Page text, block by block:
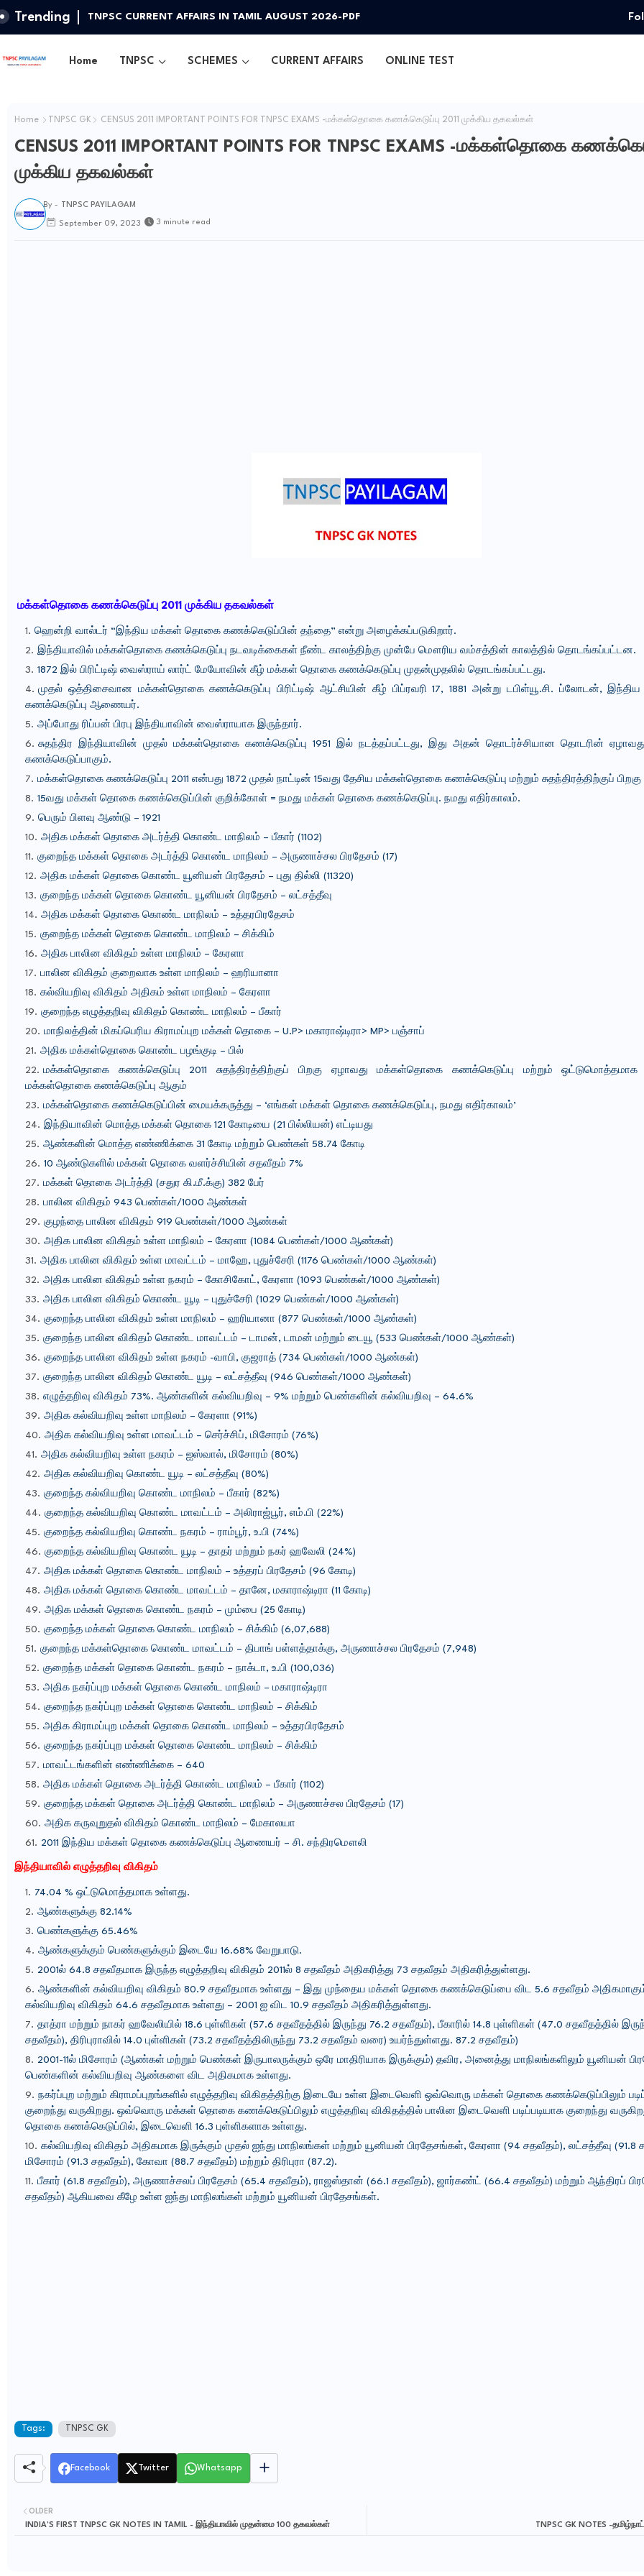
Trending TNPSC CURRENT AFFAIRS IN TAMIL AUGUST 2026-PDF
Home TNPSC SCHEMES CURRENT AFFAIRS ONLINE TEST
Home TNPSC GK CENSUS 2011 IMPORTANT POINTS FOR TNPSC EXAMS -மக்கள்தொகை கணக்கெடுப்பு 2011 முக்கிய தகவல்கள்
CENSUS 2011 IMPORTANT POINTS FOR TNPSC EXAMS -மக்கள்தொகை
முக்கிய தகவல்கள்
By - TNPSC PAYILAGAM
September 09, 2023 3 minute read
மக்கள்தொகை கணக்கெடுப்பு 2011 முக்கிய தகவல்கள்
ஹென்றி வால்டர் “இந்திய மக்கள் தொகை கணக்கெடுப்பின் தந்தை” என்று அழைக்கப்படுகிறார்.
இந்தியாவில் மக்கள்தொகை கணக்கெடுப்பு நடவடிக்கைகள் நீண்ட காலத்திற்கு முன்பே மௌரிய வம்சத்தின் காலத்தில் தொடங்கப்பட்டன.
1872 இல் பிரிட்டிஷ் வைஸ்ராய் லார்ட் மேயோவின் கீழ் மக்கள் தொகை கணக்கெடுப்பு முதன்முதலில் தொடங்கப்பட்டது.
முதல் ஒத்திசைவான மக்கள்தொகை கணக்கெடுப்பு பிரிட்டிஷ் ஆட்சியின் கீழ் பிப்ரவரி 17, 1881 அன்று டபிள்யூ.சி. ப்லோடன்,
கணக்கெடுப்பு ஆணையர்.
அப்போது ரிப்பன் பிரபு இந்தியாவின் வைஸ்ராயாக இருந்தார்.
சுதந்திர இந்தியாவின் முதல் மக்கள்தொகை கணக்கெடுப்பு 1951 இல் நடத்தப்பட்டது, இது அதன் தொடர்ச்சியான தொடரின்
கணக்கெடுப்பாகும்.
மக்கள்தொகை கணக்கெடுப்பு 2011 என்பது 1872 முதல் நாட்டின் 15வது தேசிய மக்கள்தொகை கணக்கெடுப்பு மற்றும் சுதந்திரத்திற்குப்
15வது மக்கள் தொகை கணக்கெடுப்பின் குறிக்கோள் = நமது மக்கள் தொகை கணக்கெடுப்பு. நமது எதிர்காலம்.
பெரும் பிளவு ஆண்டு – 1921
அதிக மக்கள் தொகை அடர்த்தி கொண்ட மாநிலம் – பீகார் (1102)
குறைந்த மக்கள் தொகை அடர்த்தி கொண்ட மாநிலம் – அருணாச்சல பிரதேசம் (17)
அதிக மக்கள் தொகை கொண்ட யூனியன் பிரதேசம் – புது தில்லி (11320)
குறைந்த மக்கள் தொகை கொண்ட யூனியன் பிரதேசம் – லட்சத்தீவு
அதிக மக்கள் தொகை கொண்ட மாநிலம் – உத்தரபிரதேசம்
குறைந்த மக்கள் தொகை கொண்ட மாநிலம் – சிக்கிம்
அதிக பாலின விகிதம் உள்ள மாநிலம் – கேரளா
பாலின விகிதம் குறைவாக உள்ள மாநிலம் – ஹரியானா
கல்வியறிவு விகிதம் அதிகம் உள்ள மாநிலம் – கேரளா
குறைந்த எழுத்தறிவு விகிதம் கொண்ட மாநிலம் – பீகார்
மாநிலத்தின் மிகப்பெரிய கிராமப்புற மக்கள் தொகை – U.P> மகாராஷ்டிரா> MP> பஞ்சாப்
அதிக மக்கள்தொகை கொண்ட பழங்குடி – பில்
மக்கள்தொகை கணக்கெடுப்பு 2011 சுதந்திரத்திற்குப் பிறகு ஏழாவது மக்கள்தொகை கணக்கெடுப்பு மற்றும் ஒட்டுமொத்தமாக
மக்கள்தொகை கணக்கெடுப்பு ஆகும்
மக்கள்தொகை கணக்கெடுப்பின் மையக்கருத்து – ‘எங்கள் மக்கள் தொகை கணக்கெடுப்பு, நமது எதிர்காலம்’
இந்தியாவின் மொத்த மக்கள் தொகை 121 கோடியை (21 பில்லியன்) எட்டியது
ஆண்களின் மொத்த எண்ணிக்கை 31 கோடி மற்றும் பெண்கள் 58.74 கோடி
10 ஆண்டுகளில் மக்கள் தொகை வளர்ச்சியின் சதவீதம் 7%
மக்கள் தொகை அடர்த்தி (சதுர கி.மீ.க்கு) 382 பேர்
பாலின விகிதம் 943 பெண்கள்/1000 ஆண்கள்
குழந்தை பாலின விகிதம் 919 பெண்கள்/1000 ஆண்கள்
அதிக பாலின விகிதம் உள்ள மாநிலம் – கேரளா (1084 பெண்கள்/1000 ஆண்கள்)
அதிக பாலின விகிதம் உள்ள மாவட்டம் – மாஹே, புதுச்சேரி (1176 பெண்கள்/1000 ஆண்கள்)
அதிக பாலின விகிதம் உள்ள நகரம் – கோசிகோட், கேரளா (1093 பெண்கள்/1000 ஆண்கள்)
அதிக பாலின விகிதம் கொண்ட யூடி – புதுச்சேரி (1029 பெண்கள்/1000 ஆண்கள்)
குறைந்த பாலின விகிதம் உள்ள மாநிலம் – ஹரியானா (877 பெண்கள்/1000 ஆண்கள்)
குறைந்த பாலின விகிதம் கொண்ட மாவட்டம் – டாமன், டாமன் மற்றும் டையூ (533 பெண்கள்/1000 ஆண்கள்)
குறைந்த பாலின விகிதம் உள்ள நகரம் -வாபி, குஜராத் (734 பெண்கள்/1000 ஆண்கள்)
குறைந்த பாலின விகிதம் கொண்ட யூடி – லட்சத்தீவு (946 பெண்கள்/1000 ஆண்கள்)
எழுத்தறிவு விகிதம் 73%. ஆண்களின் கல்வியறிவு – 9% மற்றும் பெண்களின் கல்வியறிவு – 64.6%
அதிக கல்வியறிவு உள்ள மாநிலம் – கேரளா (91%)
அதிக கல்வியறிவு உள்ள மாவட்டம் – செர்ச்சிப், மிசோரம் (76%)
அதிக கல்வியறிவு உள்ள நகரம் – ஐஸ்வால், மிசோரம் (80%)
அதிக கல்வியறிவு கொண்ட யூடி – லட்சத்தீவு (80%)
குறைந்த கல்வியறிவு கொண்ட மாநிலம் – பீகார் (82%)
குறைந்த கல்வியறிவு கொண்ட மாவட்டம் – அலிராஜ்பூர், எம்.பி (22%)
குறைந்த கல்வியறிவு கொண்ட நகரம் – ராம்பூர், உ.பி (74%)
குறைந்த கல்வியறிவு கொண்ட யூடி – தாதர் மற்றும் நகர் ஹவேலி (24%)
அதிக மக்கள் தொகை கொண்ட மாநிலம் – உத்தரப் பிரதேசம் (96 கோடி)
அதிக மக்கள் தொகை கொண்ட மாவட்டம் – தானே, மகாராஷ்டிரா (11 கோடி)
அதிக மக்கள் தொகை கொண்ட நகரம் – மும்பை (25 கோடி)
குறைந்த மக்கள் தொகை கொண்ட மாநிலம் – சிக்கிம் (6,07,688)
குறைந்த மக்கள்தொகை கொண்ட மாவட்டம் – திபாங் பள்ளத்தாக்கு, அருணாச்சல பிரதேசம் (7,948)
குறைந்த மக்கள் தொகை கொண்ட நகரம் – நாக்டா, உ.பி (100,036)
அதிக நகர்ப்புற மக்கள் தொகை கொண்ட மாநிலம் – மகாராஷ்டிரா
குறைந்த நகர்ப்புற மக்கள் தொகை கொண்ட மாநிலம் – சிக்கிம்
அதிக கிராமப்புற மக்கள் தொகை கொண்ட மாநிலம் – உத்தரபிரதேசம்
குறைந்த நகர்ப்புற மக்கள் தொகை கொண்ட மாநிலம் – சிக்கிம்
மாவட்டங்களின் எண்ணிக்கை – 640
அதிக மக்கள் தொகை அடர்த்தி கொண்ட மாநிலம் – பீகார் (1102)
குறைந்த மக்கள் தொகை அடர்த்தி கொண்ட மாநிலம் – அருணாச்சல பிரதேசம் (17)
அதிக கருவுறுதல் விகிதம் கொண்ட மாநிலம் – மேகாலயா
2011 இந்திய மக்கள் தொகை கணக்கெடுப்பு ஆணையர் – சி. சந்திரமௌலி
இந்தியாவில் எழுத்தறிவு விகிதம்
74.04 % ஒட்டுமொத்தமாக உள்ளது.
ஆண்களுக்கு 82.14%
பெண்களுக்கு 65.46%
ஆண்களுக்கும் பெண்களுக்கும் இடையே 16.68% வேறுபாடு.
2001ல் 64.8 சதவீதமாக இருந்த எழுத்தறிவு விகிதம் 2011ல் 8 சதவீதம் அதிகரித்து 73 சதவீதம் அதிகரித்துள்ளது.
ஆண்களின் கல்வியறிவு விகிதம் 80.9 சதவீதமாக உள்ளது – இது முந்தைய மக்கள் தொகை கணக்கெடுப்பை விட 5.6 சதவீதம்
கல்வியறிவு விகிதம் 64.6 சதவீதமாக உள்ளது – 2001 ஐ விட 10.9 சதவீதம் அதிகரித்துள்ளது.
தாத்ரா மற்றும் நாகர் ஹவேலியில் 18.6 புள்ளிகள் (57.6 சதவீதத்தில் இருந்து 76.2 சதவீதம்), பீகாரில் 14.8 புள்ளிகள் (47.0 சதவீதத்தில்
சதவீதம்), திரிபுராவில் 14.0 புள்ளிகள் (73.2 சதவீதத்திலிருந்து 73.2 சதவீதம் வரை) உயர்ந்துள்ளது. 87.2 சதவீதம்)
2001-11ல் மிசோரம் (ஆண்கள் மற்றும் பெண்கள் இருபாலருக்கும் ஒரே மாதிரியாக இருக்கும்) தவிர, அனைத்து மாநிலங்களிலும் யூனியன்
பெண்களின் கல்வியறிவு ஆண்களை விட அதிகமாக உள்ளது.
நகர்ப்புற மற்றும் கிராமப்புறங்களில் எழுத்தறிவு விகிதத்திற்கு இடையே உள்ள இடைவெளி ஒவ்வொரு மக்கள் தொகை கணக்கெடுப்பிலும்
குறைந்து வருகிறது. ஒவ்வொரு மக்கள் தொகை கணக்கெடுப்பிலும் எழுத்தறிவு விகிதத்தில் பாலின இடைவெளி படிப்படியாக குறைந்து
தொகை கணக்கெடுப்பில், இடைவெளி 16.3 புள்ளிகளாக உள்ளது.
கல்வியறிவு விகிதம் அதிகமாக இருக்கும் முதல் ஐந்து மாநிலங்கள் மற்றும் யூனியன் பிரதேசங்கள், கேரளா (94 சதவீதம்), லட்சத்தீவு (91.8
மிசோரம் (91.3 சதவீதம்), கோவா (88.7 சதவீதம்) மற்றும் திரிபுரா (87.2).
பீகார் (61.8 சதவீதம்), அருணாச்சலப் பிரதேசம் (65.4 சதவீதம்), ராஜஸ்தான் (66.1 சதவீதம்), ஜார்கண்ட் (66.4 சதவீதம்) மற்றும் ஆந்திரப்
சதவீதம்) ஆகியவை கீழே உள்ள ஐந்து மாநிலங்கள் மற்றும் யூனியன் பிரதேசங்கள்.
Tags: TNPSC GK
Facebook Twitter Whatsapp
TNPSC GK NOTES -
OLDER
INDIA’S FIRST TNPSC GK NOTES IN TAMIL - இந்தியாவில் முதன்மை 100 தகவல்கள்